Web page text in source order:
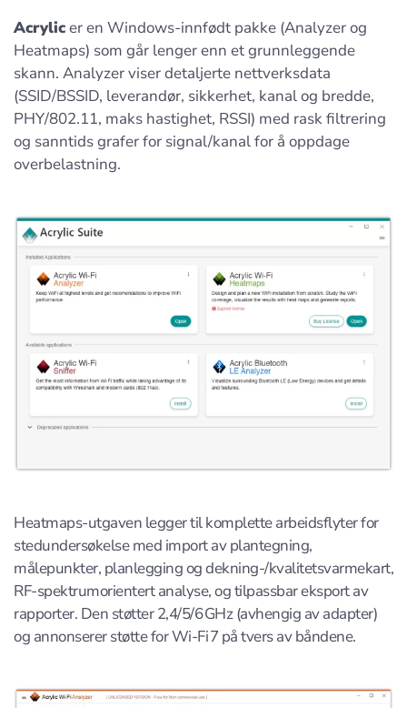
Acrylicer en Windows-innfødt pakke (Analyzer og
Heatmaps) som går lenger enn et grunnleggende
skann. Analyzer viser detaljerte nettverksdata
(SSID/BSSID, leverandør, sikkerhet, kanal og bredde,
PHY/802.11, maks hastighet, RSSI) med rask filtrering
og sanntids grafer for signal/kanal for å oppdage
overbelastning.
Heatmaps-utgaven legger til komplette arbeidsflyter for
stedundersøkelse med import av plantegning,
målepunkter, planlegging og dekning-/kvalitetsvarmekart,
RF-spektrumorientert analyse, og tilpassbar eksport av
rapporter. Den støtter 2,4/5/6 GHz (avhengig av adapter)
og annonserer støtte for Wi‑Fi 7 på tvers av båndene.